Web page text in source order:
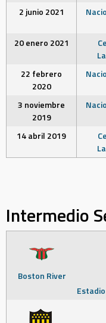
2 junio 2021
20 enero 2021
22 febrero
2020
3 noviembre
2019
14 abril 2019
Intermedio
Boston River